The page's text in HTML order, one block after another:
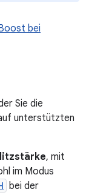
bei
Sie die
unterstützten
, mit
im Modus
bei der